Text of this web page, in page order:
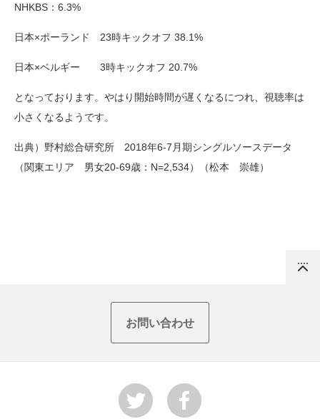
NHKBS：6.3%
日本×ポーランド 23時キックオフ 38.1%
日本×ベルギー 3時キックオフ 20.7%
となっております。やはり開始時間が遅くなるにつれ、視聴率は
小さくなるようです。
出典）野村総合研究所 2018年6-7月期シングルソースデータ
（関東エリア 男女20-69歳：N=2,534）（松本 崇雄）
お問い合わせ